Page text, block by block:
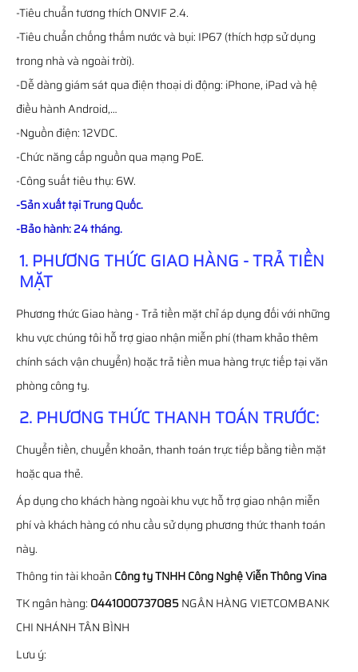
-Tiêu chuẩn tương thích ONVIF 2.4.
-Tiêu chuẩn chống thấm nước và bụi: IP67 (thích hợp sử dụng
trong nhà và ngoài trời).
-Dễ dàng giám sát qua điện thoại di động: iPhone, iPad và hệ
điều hành Android,…
-Nguồn điện: 12VDC.
-Chức năng cấp nguồn qua mạng PoE.
-Công suất tiêu thụ: 6W.
-Sản xuất tại Trung Quốc.
-Bảo hành: 24 tháng.
1. PHƯƠNG THỨC GIAO HÀNG - TRẢ TIỀN
MẶT
Phương thức Giao hàng - Trả tiền mặt chỉ áp dụng đối với những
khu vực chúng tôi hỗ trợ giao nhận miễn phí (tham khảo thêm
chính sách vận chuyển) hoặc trả tiền mua hàng trực tiếp tại văn
phòng công ty.
2. PHƯƠNG THỨC THANH TOÁN TRƯỚC:
Chuyển tiền, chuyển khoản, thanh toán trực tiếp bằng tiền mặt
hoặc qua thẻ.
Áp dụng cho khách hàng ngoài khu vực hỗ trợ giao nhận miễn
phí và khách hàng có nhu cầu sử dụng phương thức thanh toán
này.
Thông tin tài khoảnCông ty TNHH Công Nghệ Viễn Thông Vina
TK ngân hàng: 0441000737085NGÂN HÀNG VIETCOMBANK
CHI NHÁNH TÂN BÌNH
Lưu ý: